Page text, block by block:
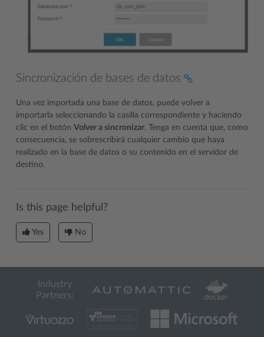
Sincronización de bases de datos
Una vez importada una base de datos, puede volver a
importarla seleccionando la casilla correspondiente y haciendo
clic en el botón Volver a sincronizar. Tenga en cuenta que, como
consecuencia, se sobrescribirá cualquier cambio que haya
realizado en la base de datos o su contenido en el servidor de
destino.
Is this page helpful?
Yes No
Industry
Partners: